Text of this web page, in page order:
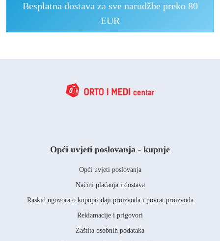
Besplatna dostava za sve narudžbe preko 80
EUR
Opći uvjeti poslovanja - kupnje
Opći uvjeti poslovanja
Načini plaćanja i dostava
Raskid ugovora o kupoprodaji proizvoda i povrat proizvoda
Reklamacije i prigovori
Zaštita osobnih podataka